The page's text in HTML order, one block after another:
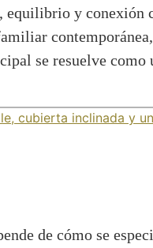
y conexión
se resuelve
de cómo se